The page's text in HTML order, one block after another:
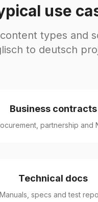
use
types and
to deutsch
Business contracts
partnership and
Technical docs
Manuals, specs and test